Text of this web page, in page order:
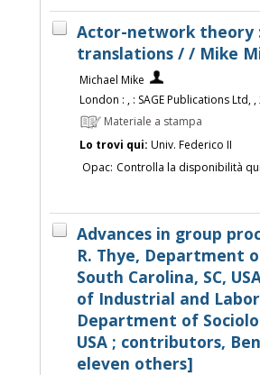
Actor-network theory
translations / / Mike
Michael Mike
London : , : SAGE Publications Ltd, ,
Materiale a stampa
Lo trovi qui: Univ. Federico II
Opac: Controlla la disponibilità
Advances in group
R. Thye, Department
South Carolina, SC,
of Industrial and
Department of
USA ; contributors,
eleven others]